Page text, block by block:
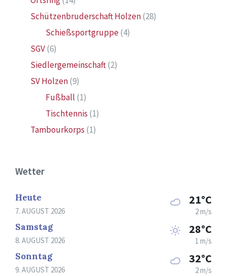
Schützenbruderschaft Holzen(28)
Schießsportgruppe(4)
SGV(6)
Siedlergemeinschaft(2)
SV Holzen(9)
Fußball (1)
Tischtennis (1)
Tambourkorps (1)
Wetter
Heute
7. AUGUST 2026
21°C
2 m/s
Samstag
8. AUGUST 2026
28°C
1 m/s
Sonntag
9. AUGUST 2026
32°C
2 m/s